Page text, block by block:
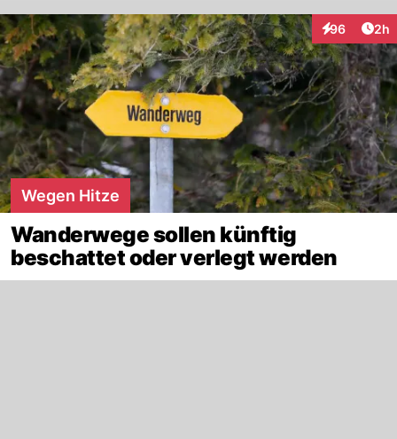
96
Interaktionen
2h
Wegen Hitze
Wanderwege sollen künftig
beschattet oder verlegt werden